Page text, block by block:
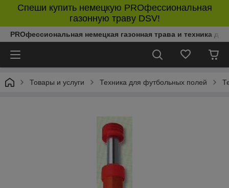
Спеши купить немецкую PROфессиональная
газонную траву DSV!
PROфессиональная немецкая газонная трава и техника
Товары и услуги Техника для футбольных полей